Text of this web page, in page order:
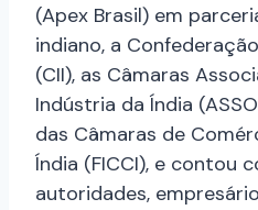
(Apex Brasil) em
indiano, a
(CII), as Câmaras
Indústria da Índia
das Câmaras de
Índia (FICCI), e contou
autoridades,